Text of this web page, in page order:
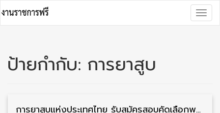
to
content
ป้ายกำกับ: การยาสูบ
การยาสูบแห่งประเทศไทย รับสมัครสอบคัดเลือกพนักงาน หลายจังหวัด 81 อัตรา รับสมัคร 2 – 31 มีนาคม